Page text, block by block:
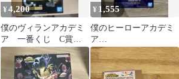
¥4,200
僕のヴィランアカデミ
ア 一番くじ C賞
フィギュア トガヒ
ミコ
¥ 1,555
僕のヒーローアカデミ
ア
GLITTER&GLAMOUR
S トガヒミコ